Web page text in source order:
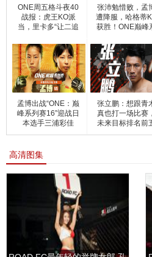
ONE周五格斗夜40
战报：虎王KO派
当，里卡多“让二追
张沛勉惜败，孟
遭降服，哈格蒂
获胜！ONE巅峰
孟博出战“ONE：巅
峰系列赛16”迎战日
本选手三浦彩佳
张立鹏：想跟青
真也打一场比赛，
未来目标排名前
选手
高清图集